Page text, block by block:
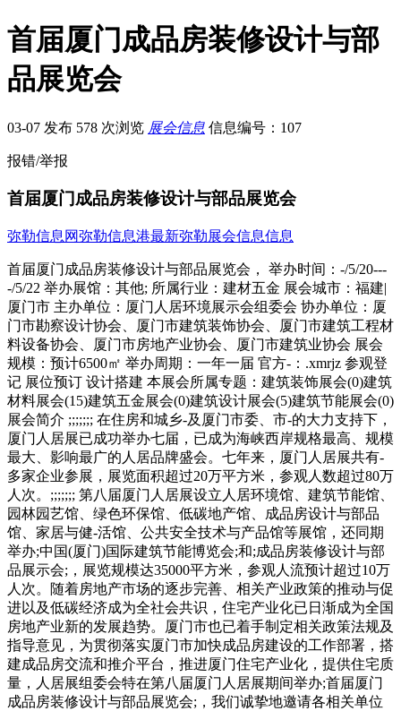
首届厦门成品房装修设计与部
品展览会
03-07 发布 578 次浏览 展会信息 信息编号：107
报错/举报
首届厦门成品房装修设计与部品展览会
弥勒信息网弥勒信息港最新弥勒展会信息信息
首届厦门成品房装修设计与部品展览会， 举办时间：-/5/20---
-/5/22 举办展馆：其他; 所属行业：建材五金 展会城市：福建|
厦门市 主办单位：厦门人居环境展示会组委会 协办单位：厦
门市勘察设计协会、厦门市建筑装饰协会、厦门市建筑工程材
料设备协会、厦门市房地产业协会、厦门市建筑业协会 展会
规模：预计6500㎡ 举办周期：一年一届 官方-：.xmrjz 参观登
记 展位预订 设计搭建 本展会所属专题：建筑装饰展会(0)建筑
材料展会(15)建筑五金展会(0)建筑设计展会(5)建筑节能展会(0)
展会简介 ;;;;;;; 在住房和城乡-及厦门市委、市-的大力支持下，
厦门人居展已成功举办七届，已成为海峡西岸规格最高、规模
最大、影响最广的人居品牌盛会。七年来，厦门人居展共有-
多家企业参展，展览面积超过20万平方米，参观人数超过80万
人次。;;;;;;; 第八届厦门人居展设立人居环境馆、建筑节能馆、
园林园艺馆、绿色环保馆、低碳地产馆、成品房设计与部品
馆、家居与健-活馆、公共安全技术与产品馆等展馆，还同期
举办;中国(厦门)国际建筑节能博览会;和;成品房装修设计与部
品展示会;，展览规模达35000平方米，参观人流预计超过10万
人次。随着房地产市场的逐步完善、相关产业政策的推动与促
进以及低碳经济成为全社会共识，住宅产业化已日渐成为全国
房地产业新的发展趋势。厦门市也已着手制定相关政策法规及
指导意见，为贯彻落实厦门市加快成品房建设的工作部署，搭
建成品房交流和推介平台，推进厦门住宅产业化，提供住宅质
量，人居展组委会特在第八届厦门人居展期间举办;首届厦门
成品房装修设计与部品展览会;，我们诚挚地邀请各相关单位